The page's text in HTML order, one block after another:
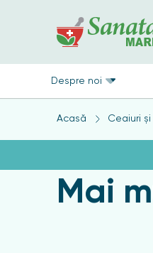
Despre noi
Acasă Ceaiuri
Mai